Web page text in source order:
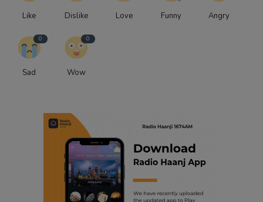
Like Dislike Love Funny Angry
0
Sad
0
Wow